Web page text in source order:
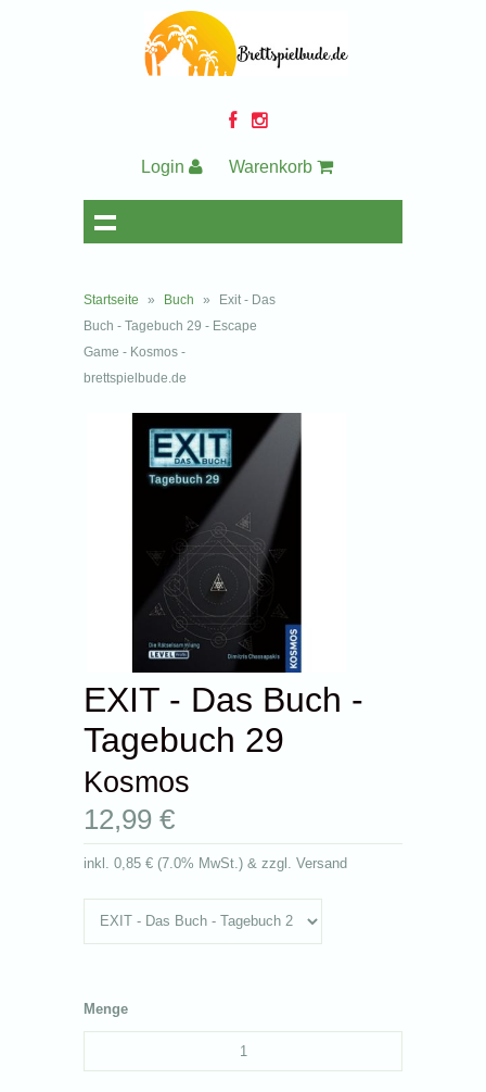
Login Warenkorb
Startseite » Buch »
Exit - Das
Buch - Tagebuch 29 - Escape
Game - Kosmos -
brettspielbude.de
EXIT - Das Buch -
Tagebuch 29
Kosmos
12,99 €
inkl.0,85 € (7.0% MwSt.) & zzgl. Versand
Menge